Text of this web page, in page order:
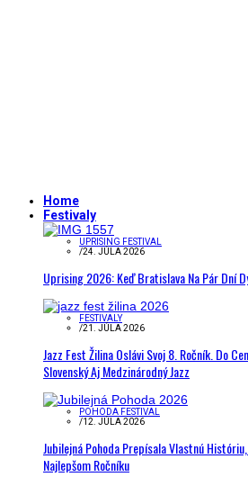
Home
Festivaly
UPRISING FESTIVAL
/24. JÚLA 2026
Uprising 2026: Keď Bratislava Na Pár Dní
FESTIVALY
/21. JÚLA 2026
Jazz Fest Žilina Oslávi Svoj 8. Ročník. Do
Slovenský Aj Medzinárodný Jazz
POHODA FESTIVAL
/12. JÚLA 2026
Jubilejná Pohoda Prepísala Vlastnú
Najlepšom Ročníku